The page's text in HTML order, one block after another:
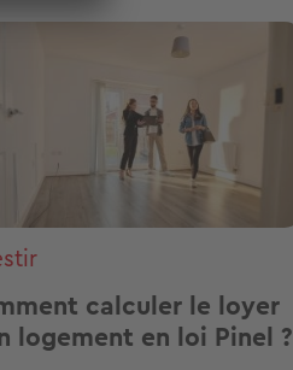
calculer le loyer
logement en loi Pinel ?